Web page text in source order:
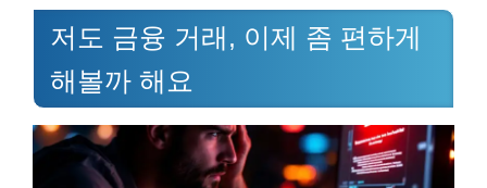
저도 금융 거래, 이제 좀 편하게
해볼까 해요